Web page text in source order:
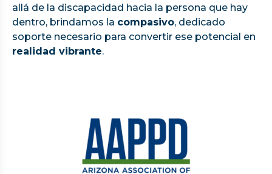
allá de la discapacidad hacia la persona que hay
dentro, brindamos la compasivo, dedicado
soporte necesario para convertir ese potencial en
realidad vibrante.